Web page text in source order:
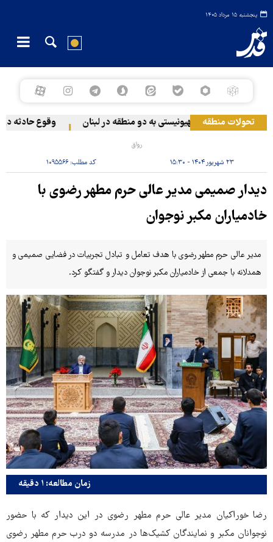
پنجشنبه ۱۵ مرداد ۱۴۰۵
تحولات منطقه
حمله رژیم صهیونیستی به دو منطقه در لبنان وقوع حادثه
رواق
۲۳ شهریور ۱۴۰۴ - ۱۵:۳۰ کد مطلب: ۱۰۹۵۵۶۶
دیدار صمیمی مدیر عالی حرم مطهر رضوی با
خادمیاران مکبر نوجوان
مدیر عالی حرم مطهر رضوی با هدف تعامل و تبادل تجربیات در فضایی صمیمی و
همدلانه با جمعی از خادمیاران مکبر نوجوان دیدار و گفتگو کرد.
زمان مطالعه: ۱ دقیقه
رضا خوراکیان مدیر عالی حرم مطهر رضوی در این دیدار که با حضور
نوجوانان مکبر و نمایندگان کشیک‌ها در مدرسه دو درب حرم مطهر رضوی